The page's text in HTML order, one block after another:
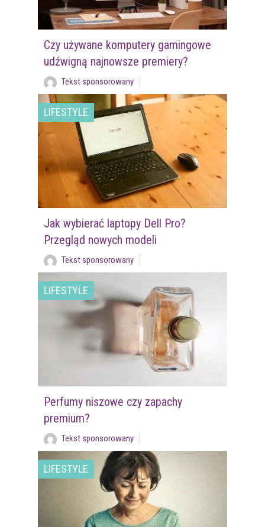
Czy używane komputery gamingowe
udźwigną najnowsze premiery?
Tekst sponsorowany
LIFESTYLE
Jak wybierać laptopy Dell Pro?
Przegląd nowych modeli
Tekst sponsorowany
LIFESTYLE
Perfumy niszowe czy zapachy
premium?
Tekst sponsorowany
LIFESTYLE